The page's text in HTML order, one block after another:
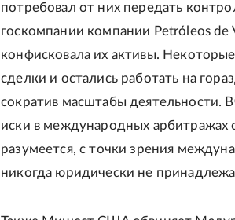
потребовал от них передать
госкомпании компании Petróleos de
конфисковала их активы.
сделки и остались работать на
сократив масштабы
иски в международных арбитражах
разумеется, с точки зрения
никогда юридически не